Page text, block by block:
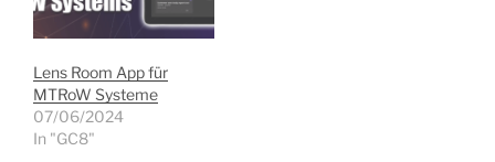
Lens Room App für
MTRoW Systeme
07/06/2024
In "GC8"